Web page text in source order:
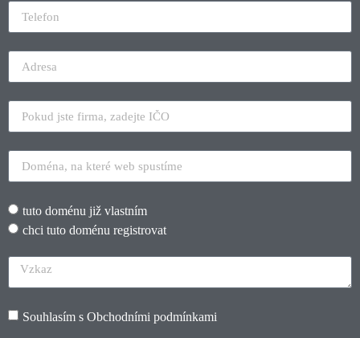
tuto doménu již vlastním
chci tuto doménu registrovat
Souhlasím s Obchodními podmínkami